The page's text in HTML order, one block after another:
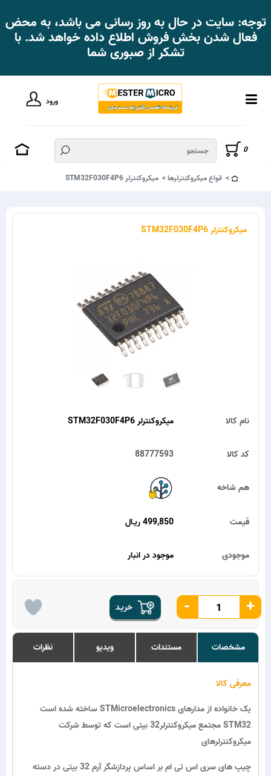
توجه: سایت در حال به روز رسانی می باشد، به محض
فعال شدن بخش فروش اطلاع داده خواهد شد. با
تشکر از صبوری شما
ورود
0
انواع میکروکنترلرها میکروکنترلر STM32F030F4P6
میکروکنترلر STM32F030F4P6
میکروکنترلر STM32F030F4P6 نام کالا
88777593 کد کالا
هم شاخه
499,850 ریـال قیمت
موجود در انبار موجودی
خریـد - +
مشخصات مستندات ویدیو نظرات
معرفی کالا
ساخته شده است STMicroelectronics یک خانواده از مدارهای
مجتمع میکروکنترلر32 بیتی است که توسط شرکت STM32
میکروکنترلرهای
چیپ های سری اس تی ام بر اساس پردازشگر آرم 32 بیتی در دسته